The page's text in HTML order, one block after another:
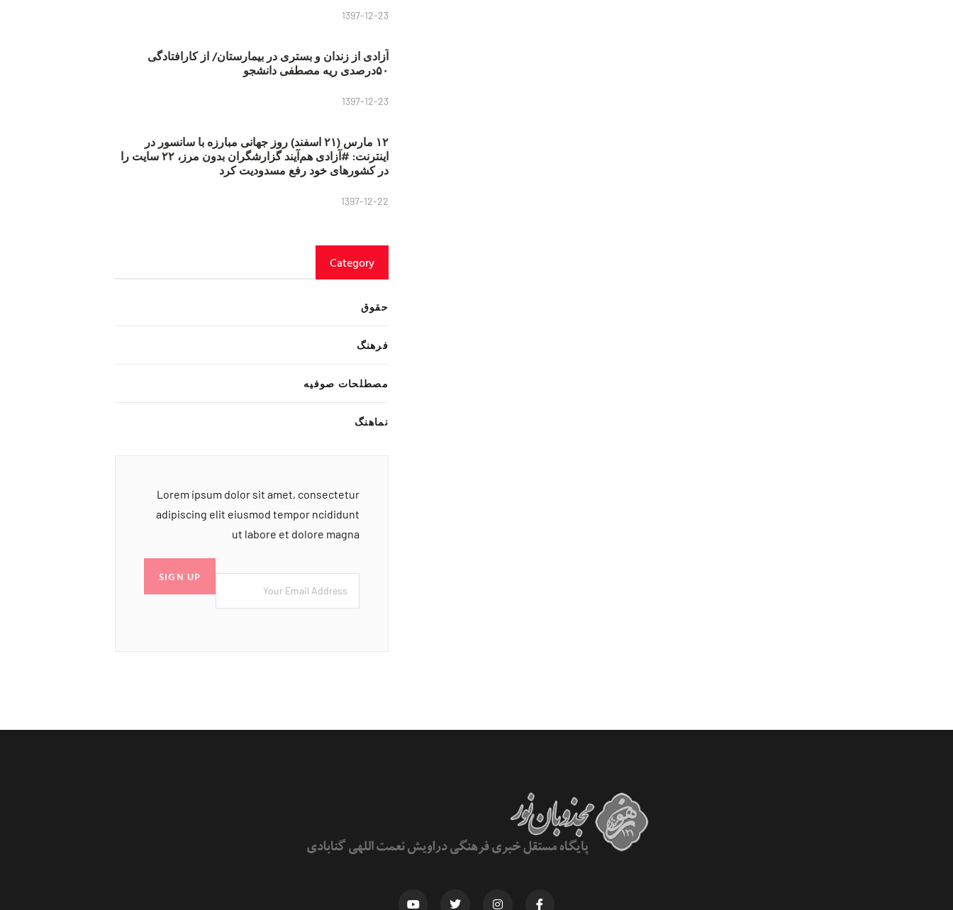
1397-12-23
آزادی از زندان و بستری در بیمارستان/ از کارافتادگی
۵۰درصدی ریه مصطفی دانشجو
1397-12-23
۱۲ مارس (۲۱ اسفند) روز جهانی مبارزه با سانسور در
اینترنت: #آزادی هم‌آیند گزارشگران‌ بدون مرز، ۲۲ سایت را
در کشورهای خود رفع مسدودیت کرد
1397-12-22
Category
حقوق
فرهنگ
مصطلحات صوفیه
نماهنگ
Lorem ipsum dolor sit amet, consectetur
adipiscing elit eiusmod tempor ncididunt
ut labore et dolore magna
SIGN UP